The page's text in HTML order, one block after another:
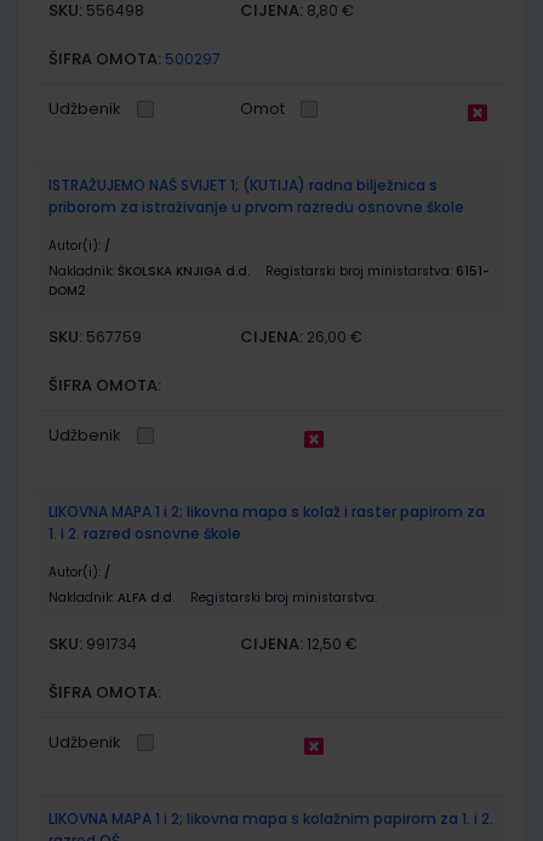
SKU: 556498 CIJENA: 8,80 €
ŠIFRA OMOTA: 500297
Udžbenik Omot
ISTRAŽUJEMO NAŠ SVIJET 1; (KUTIJA) radna bilježnica s
priborom za istraživanje u prvom razredu osnovne škole
Autor(i): /
Nakladnik: ŠKOLSKA KNJIGA d.d. Registarski broj ministarstva: 6151-
DOM2
SKU: 567759 CIJENA: 26,00 €
ŠIFRA OMOTA:
Udžbenik
LIKOVNA MAPA 1 i 2; likovna mapa s kolaž i raster papirom za
1. i 2. razred osnovne škole
Autor(i): /
Nakladnik: ALFA d.d. Registarski broj ministarstva:
SKU: 991734 CIJENA: 12,50 €
ŠIFRA OMOTA:
Udžbenik
LIKOVNA MAPA 1 i 2; likovna mapa s kolažnim papirom za 1. i 2.